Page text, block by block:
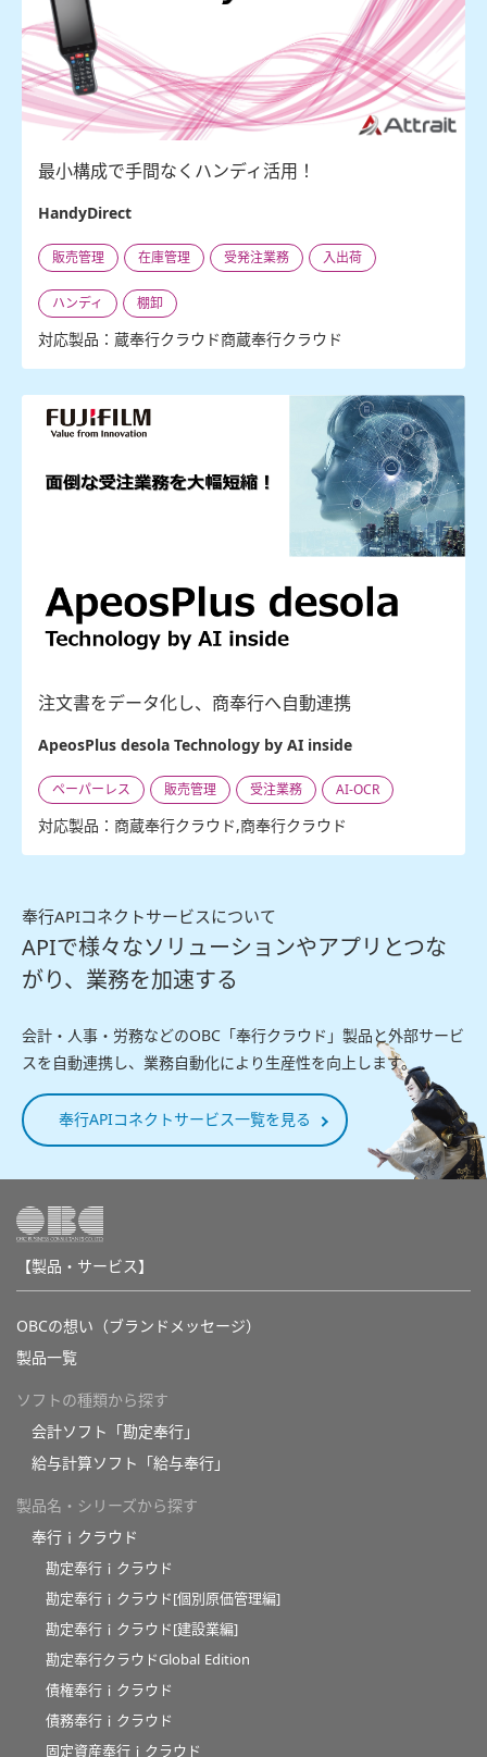
最小構成で手間なくハンディ活用！
HandyDirect
販売管理 在庫管理 受発注業務 入出荷
ハンディ 棚卸
対応製品：蔵奉行クラウド商蔵奉行クラウド
注文書をデータ化し、商奉行へ自動連携
ApeosPlus desola Technology by AI inside
ペーパーレス 販売管理 受注業務 AI-OCR
対応製品：商蔵奉行クラウド,商奉行クラウド
奉行APIコネクトサービスについて
APIで様々なソリューションやアプリとつな
がり、業務を加速する
会計・人事・労務などのOBC「奉行クラウド」製品と外部サービ
スを自動連携し、業務自動化により生産性を向上します。
奉行APIコネクトサービス一覧を見る
【製品・サービス】
OBCの想い（ブランドメッセージ）
製品一覧
ソフトの種類から探す
会計ソフト「勘定奉行」
給与計算ソフト「給与奉行」
製品名・シリーズから探す
奉行ｉクラウド
勘定奉行ｉクラウド
勘定奉行ｉクラウド[個別原価管理編]
勘定奉行ｉクラウド[建設業編]
勘定奉行クラウドGlobal Edition
債権奉行ｉクラウド
債務奉行ｉクラウド
固定資産奉行ｉクラウド